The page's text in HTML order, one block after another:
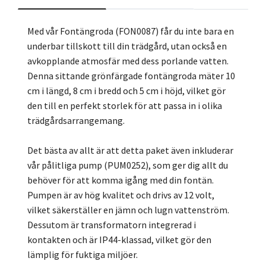
Med vår Fontängroda (FON0087) får du inte bara en
underbar tillskott till din trädgård, utan också en
avkopplande atmosfär med dess porlande vatten.
Denna sittande grönfärgade fontängroda mäter 10
cm i längd, 8 cm i bredd och 5 cm i höjd, vilket gör
den till en perfekt storlek för att passa in i olika
trädgårdsarrangemang.
Det bästa av allt är att detta paket även inkluderar
vår pålitliga pump (PUM0252), som ger dig allt du
behöver för att komma igång med din fontän.
Pumpen är av hög kvalitet och drivs av 12 volt,
vilket säkerställer en jämn och lugn vattenström.
Dessutom är transformatorn integrerad i
kontakten och är IP44-klassad, vilket gör den
lämplig för fuktiga miljöer.